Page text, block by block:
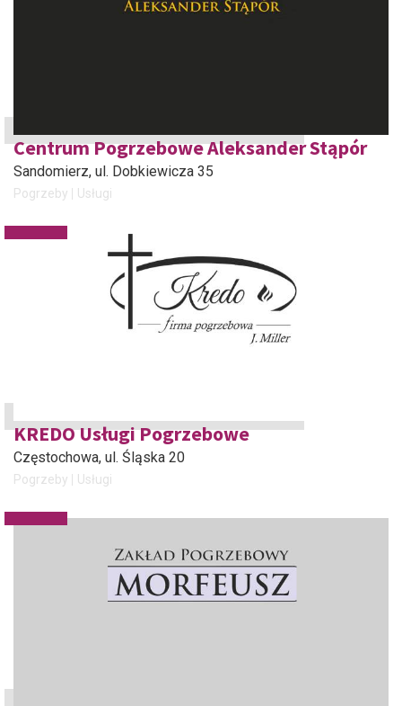
Centrum Pogrzebowe Aleksander Stąpór
Sandomierz, ul. Dobkiewicza 35
Pogrzeby Usługi
KREDO Usługi Pogrzebowe
Częstochowa, ul. Śląska 20
Pogrzeby Usługi